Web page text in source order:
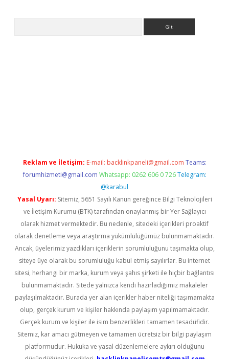
Reklam ve İletişim: E-mail: backlinkpaneli@gmail.com Teams:
forumhizmeti@gmail.com Whatsapp: 0262 606 0 726 Telegram:
@karabul
Yasal Uyarı: Sitemiz, 5651 Sayılı Kanun gereğince Bilgi Teknolojileri
ve İletişim Kurumu (BTK) tarafından onaylanmış bir Yer Sağlayıcı
olarak hizmet vermektedir. Bu nedenle, sitedeki içerikleri proaktif
olarak denetleme veya araştırma yükümlülüğümüz bulunmamaktadır.
Ancak, üyelerimiz yazdıkları içeriklerin sorumluluğunu taşımakta olup,
siteye üye olarak bu sorumluluğu kabul etmiş sayılırlar. Bu internet
sitesi, herhangi bir marka, kurum veya şahıs şirketi ile hiçbir bağlantısı
bulunmamaktadır. Sitede yalnızca kendi hazırladığımız makaleler
paylaşılmaktadır. Burada yer alan içerikler haber niteliği taşımamakta
olup, gerçek kurum ve kişiler hakkında paylaşım yapılmamaktadır.
Gerçek kurum ve kişiler ile isim benzerlikleri tamamen tesadüfidir.
Sitemiz, kar amacı gütmeyen ve tamamen ücretsiz bir bilgi paylaşım
platformudur. Hukuka ve yasal düzenlemelere aykırı olduğunu